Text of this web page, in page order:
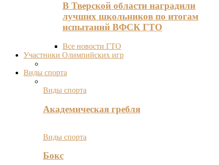
В Тверской области наградили
лучших школьников по итогам
испытаний ВФСК ГТО
Все новости ГТО
Участники Олимпийских игр
Виды спорта
Виды спорта
Академическая гребля
Виды спорта
Бокс